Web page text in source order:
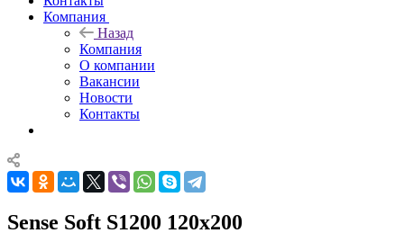
Компания
Назад
Компания
О компании
Вакансии
Новости
Контакты
Sense Soft S1200 120x200